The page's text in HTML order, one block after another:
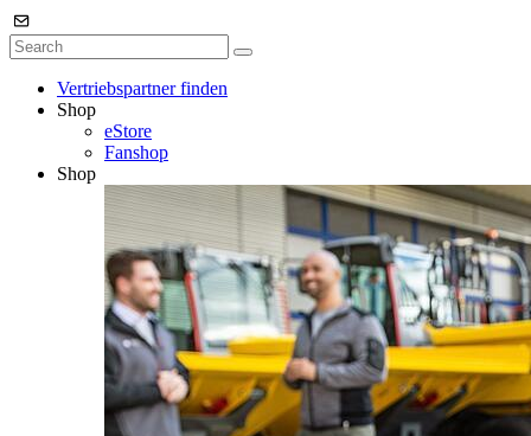
Vertriebspartner finden
Shop
eStore
Fanshop
Shop